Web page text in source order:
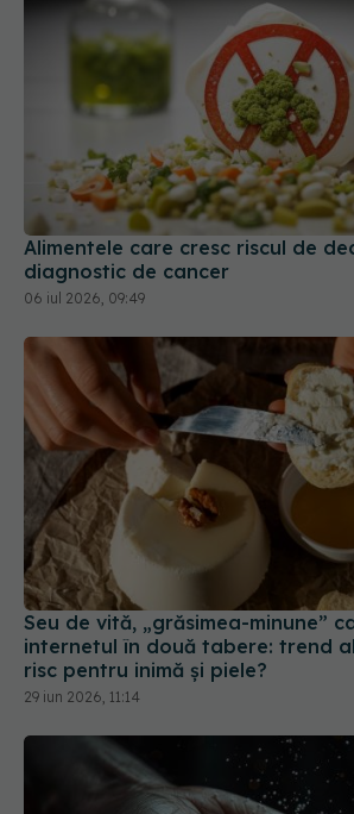
Alimentele care cresc riscul de
diagnostic de cancer
06 iul 2026, 09:49
Seu de vită, „grăsimea-minune”
internetul în două tabere: trend
risc pentru inimă și piele?
29 iun 2026, 11:14